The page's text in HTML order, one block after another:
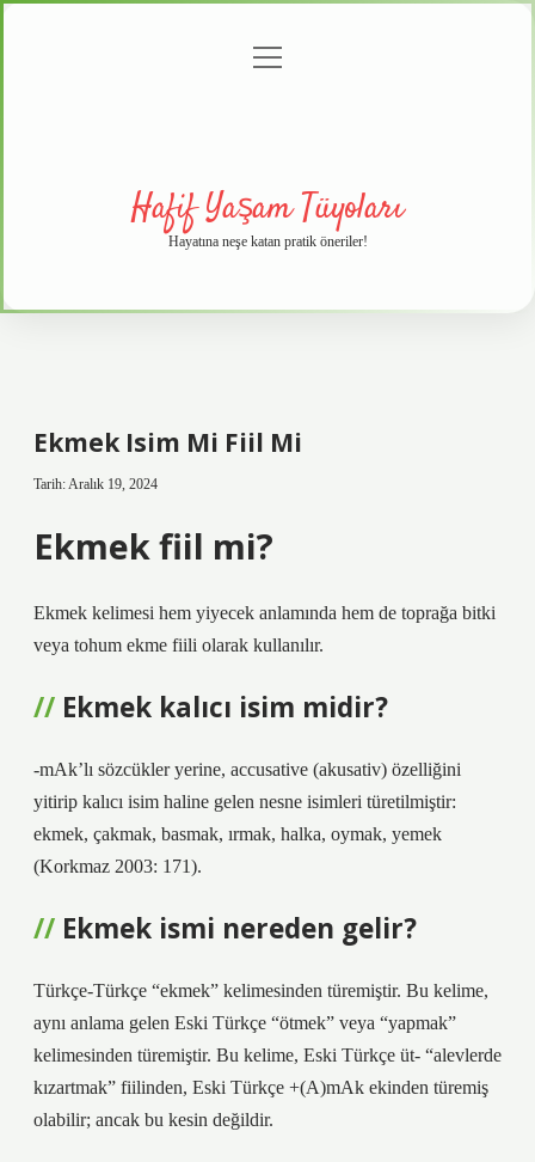
menüyü
Hafif Yaşam Tüyoları
Hayatına neşe katan pratik öneriler!
Ekmek Isim Mi Fiil Mi
Tarih: Aralık 19, 2024
Ekmek fiil mi?
Ekmek kelimesi hem yiyecek anlamında hem de toprağa bitki
veya tohum ekme fiili olarak kullanılır.
Ekmek kalıcı isim midir?
-mAk’lı sözcükler yerine, accusative (akusativ) özelliğini
yitirip kalıcı isim haline gelen nesne isimleri türetilmiştir:
ekmek, çakmak, basmak, ırmak, halka, oymak, yemek
(Korkmaz 2003: 171).
Ekmek ismi nereden gelir?
Türkçe-Türkçe “ekmek” kelimesinden türemiştir. Bu kelime,
aynı anlama gelen Eski Türkçe “ötmek” veya “yapmak”
kelimesinden türemiştir. Bu kelime, Eski Türkçe üt- “alevlerde
kızartmak” fiilinden, Eski Türkçe +(A)mAk ekinden türemiş
olabilir; ancak bu kesin değildir.